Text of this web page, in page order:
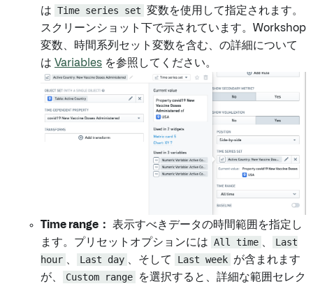
は Time series set 変数を使用して指定されます。
スクリーンショット下で示されています。Workshop
変数、時間系列セット変数を含む、の詳細について
は Variables を参照してください。
Time range：
表示すべきデータの時間範囲を指定し
ます。プリセットオプションには All time 、
Last
hour 、 Last day 、そして Last week が含まれます
が、
Custom range
を選択すると、詳細な範囲セレク